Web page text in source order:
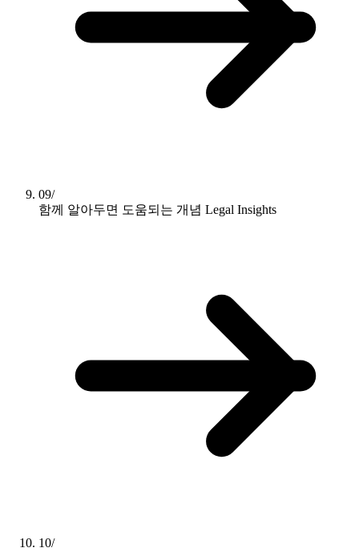
09/
함께 알아두면 도움되는 개념 Legal Insights
10/